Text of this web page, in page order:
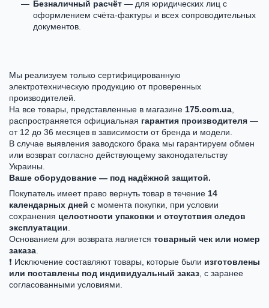
Безналичный расчёт — для юридических лиц с
оформлением счёта-фактуры и всех сопроводительных
документов.
Мы реализуем только сертифицированную
электротехническую продукцию от проверенных
производителей.
На все товары, представленные в магазине 175.com.ua
распространяется официальная гарантия производителя —
от 12 до 36 месяцев в зависимости от бренда и модели.
В случае выявления заводского брака мы гарантируем обмен
или возврат согласно действующему законодательству
Украины.
Ваше оборудование — под надёжной защитой.
Покупатель имеет право вернуть товар в течение 14
календарных дней с момента покупки, при условии
сохранения целостности упаковки и отсутствия следов
эксплуатации
Основанием для возврата является товарный чек или номер
заказа
❗ Исключение составляют товары, которые были изготовлены
или поставлены под индивидуальный заказ , с заранее
согласованными условиями.